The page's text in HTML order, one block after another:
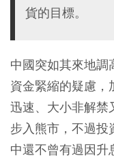
貨的目標。
中國突如其來地調
資金緊縮的疑慮，
迅速、大小非解禁
步入熊市，不過投
中還不曾有過因升